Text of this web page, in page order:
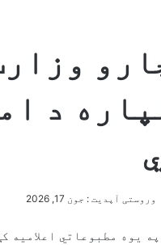
د
وروستی آپدیت : جون 17, 2026
یوه مطبوعاتي اعلامیه